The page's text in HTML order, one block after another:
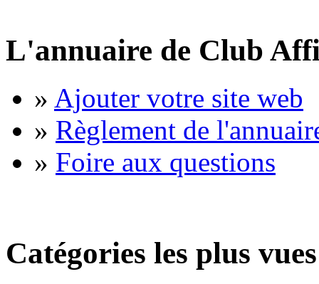
L'annuaire de Club
» Ajouter votre site web
» Règlement de
» Foire aux questions
Catégories les plus vues